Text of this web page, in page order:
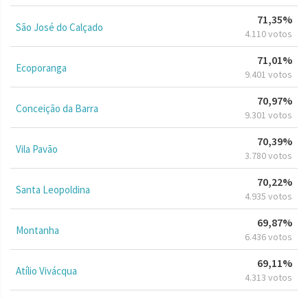
São José do Calçado
71,35%
4.110 votos
Ecoporanga
71,01%
9.401 votos
Conceição da Barra
70,97%
9.301 votos
Vila Pavão
70,39%
3.780 votos
Santa Leopoldina
70,22%
4.935 votos
Montanha
69,87%
6.436 votos
Atílio Vivácqua
69,11%
4.313 votos